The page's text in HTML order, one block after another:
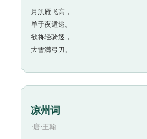
月黑雁飞高，
单于夜遁逃。
欲将轻骑逐，
大雪满弓刀。
凉州词
·唐·王翰